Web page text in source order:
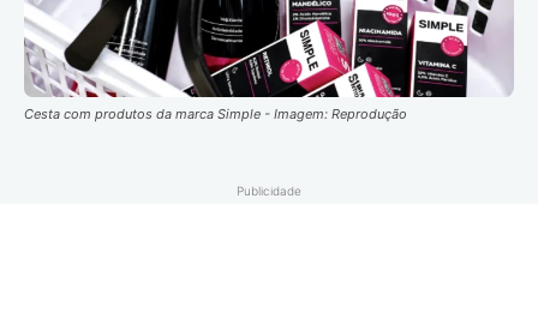
Cesta com produtos da marca Simple - Imagem: Reprodução
Publicidade